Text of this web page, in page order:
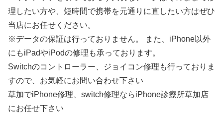
理したい方や、短時間で携帯を元通りに直したい方はぜひ
当店にお任せください。
※データの保証は行っておりません。 また、iPhone以外
にもiPadやiPodの修理も承っております。
Switchのコントローラー、ジョイコン修理も行っておりま
すので、お気軽にお問い合わせ下さい
草加でiPhone修理、switch修理ならiPhone診療所草加店
にお任せ下さい